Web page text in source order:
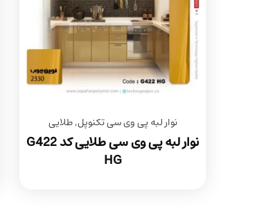
نوار لبه پی وی سی تکنوپل,طلایی
نوار لبه پی وی سی طلایی کد G422
HG